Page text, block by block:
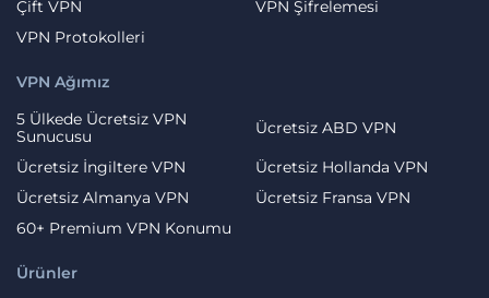
Çift VPN
VPN Şifrelemesi
VPN Protokolleri
Ürünler
VPN Ağımız
5 Ülkede Ücretsiz VPN
Sunucusu
Ücretsiz ABD VPN
Ücretsiz İngiltere VPN
Ücretsiz Hollanda VPN
Ücretsiz Almanya VPN
Ücretsiz Fransa VPN
60+ Premium VPN Konumu